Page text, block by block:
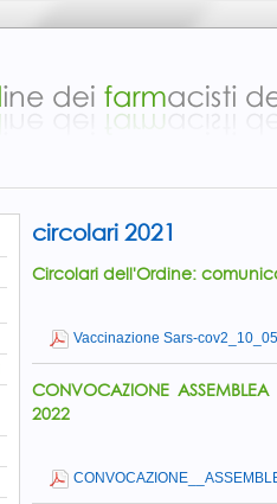
circolari 2021
Circolari dell'Ordine:
Vaccinazione Sars-
CONVOCAZIONE
2022